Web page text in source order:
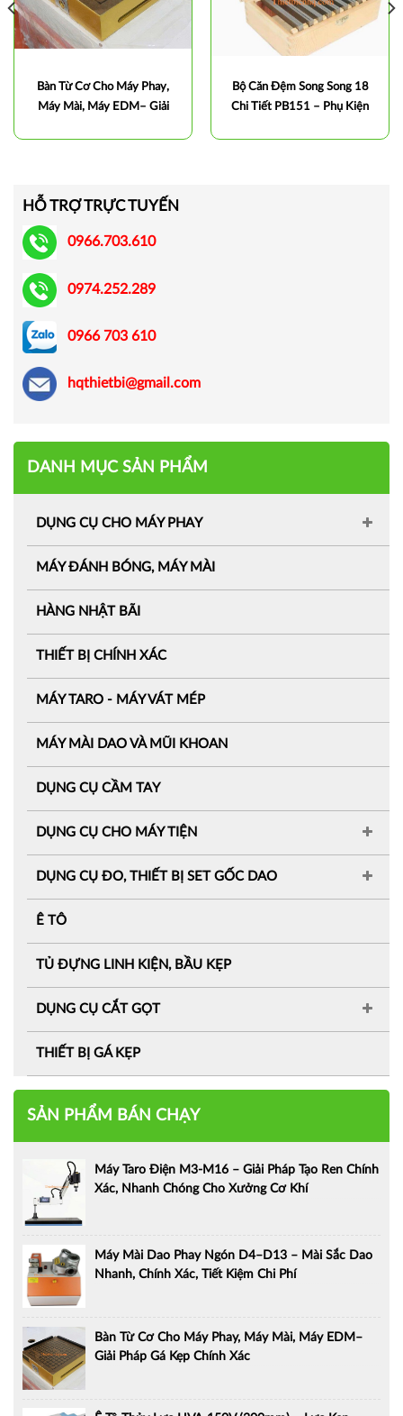
Bàn Từ Cơ Cho Máy Phay,
Máy Mài, Máy EDM– Giải
Bộ Căn Đệm Song Song 18
Chi Tiết PB151 – Phụ Kiện
HỖ TRỢ TRỰC TUYẾN
0966.703.610
0974.252.289
0966 703 610
hqthietbi@gmail.com
DANH MỤC SẢN PHẨM
DỤNG CỤ CHO MÁY PHAY
MÁY ĐÁNH BÓNG, MÁY MÀI
HÀNG NHẬT BÃI
THIẾT BỊ CHÍNH XÁC
MÁY TARO - MÁY VÁT MÉP
MÁY MÀI DAO VÀ MŨI KHOAN
DỤNG CỤ CẦM TAY
DỤNG CỤ CHO MÁY TIỆN
DỤNG CỤ ĐO, THIẾT BỊ SET GỐC DAO
Ê TÔ
TỦ ĐỰNG LINH KIỆN, BẦU KẸP
DỤNG CỤ CẮT GỌT
THIẾT BỊ GÁ KẸP
SẢN PHẨM BÁN CHẠY
Máy Taro Điện M3-M16 – Giải Pháp Tạo Ren Chính
Xác, Nhanh Chóng Cho Xưởng Cơ Khí
Máy Mài Dao Phay Ngón D4–D13 – Mài Sắc Dao
Nhanh, Chính Xác, Tiết Kiệm Chi Phí
Bàn Từ Cơ Cho Máy Phay, Máy Mài, Máy EDM–
Giải Pháp Gá Kẹp Chính Xác